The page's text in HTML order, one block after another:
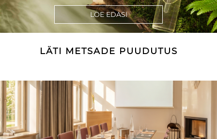
LOE EDASI
LÄTI METSADE PUUDUTUS